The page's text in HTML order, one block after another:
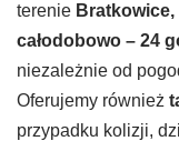
terenie
całodobowo – 24
niezależnie od
Oferujemy również
przypadku kolizji,